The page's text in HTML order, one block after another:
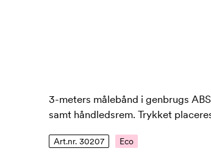
3-meters målebånd i genbrugs
samt håndledsrem. Trykket
Art.nr. 30207 Eco